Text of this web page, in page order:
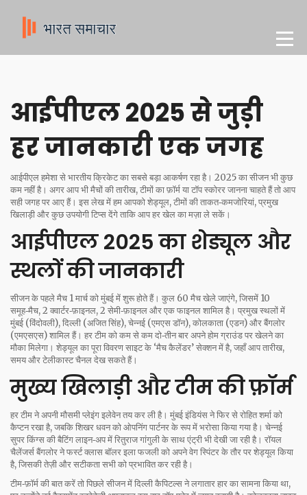
आईपीएल 2025 से जुड़ी
हर जानकारी एक जगह
आईपीएल हमेशा से भारतीय क्रिकेट का सबसे बड़ा आकर्षण रहा है। 2025 का सीजन भी कुछ
कम नहीं है। अगर आप भी मैचों की तारीख, टीमों का फ़ॉर्म या टॉप स्कोरर जानना चाहते हैं तो आप
सही जगह पर आए हैं। इस लेख में हम आपको शेड्यूल, टीमों की ताकत‑कमजोरियां, प्रमुख
खिलाड़ी और कुछ उपयोगी टिप्स देंगे ताकि आप हर खेल का मज़ा ले सकें।
आईपीएल 2025 का शेड्यूल और
स्थलों की जानकारी
सीजन के पहले मैच 1 मार्च को मुंबई में शुरू होते हैं। कुल 60 मैच खेले जाएंगे, जिसमें 10
समूह‑मैच, 2 क्वार्टर‑फ़ाइनल, 2 सेमी‑फ़ाइनल और एक फाइनल शामिल है। प्रमुख स्थलों में
मुंबई (विंदोवली), दिल्ली (अजित सिंह), चेन्नई (एमएस डॉन), कोलकाता (एडन) और बैंगलोर
(एमएसएस) शामिल हैं। हर टीम को कम से कम दो‑तीन बार अपने होम ग्राउंड पर खेलने का
मौका मिलेगा। शेड्यूल का पूरा विवरण साइट के ‘मैच कैलेंडर’ सेक्शन में है, जहाँ आप तारीख,
समय और टेलीकास्ट चैनल देख सकते हैं।
मुख्य खिलाड़ी और टीम की फ़ॉर्म
हर टीम ने अपनी मौसमी प्लेइंग इलेवेन तय कर ली है। मुंबई इंडियंस ने फिर से रोहित शर्मा को
कैप्टन रखा है, जबकि शिखर धवन को ओपनिंग पार्टनर के रूप में भरोसा किया गया है। चेन्नई
सुपर किंग्स की बैटिंग लाइन‑अप में रितुराज गांगुली के साथ एंट्री भी देखी जा रही है। रॉयल
चैलेंजर्स बैंगलोर ने फर्स्ट क्लास बॉलर इला फजली को अपने वेग स्पिंटर के तौर पर शेड्यूल किया
है, जिसकी तेज़ी और सटीकता सभी को प्रभावित कर रही है।
टीम‑फ़ॉर्म की बात करें तो पिछले सीजन में दिल्ली कैपिटल्स ने लगातार हार का सामना किया था,